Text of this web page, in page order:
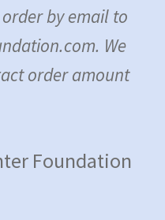
by email to
We
order amount
Foundation